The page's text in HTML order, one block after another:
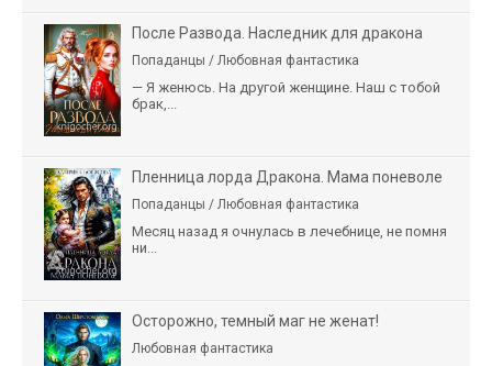
После Развода. Наследник для дракона
Попаданцы / Любовная фантастика
— Я женюсь. На другой женщине. Наш с тобой
брак,...
Пленница лорда Дракона. Мама поневоле
Попаданцы / Любовная фантастика
Месяц назад я очнулась в лечебнице, не помня
ни...
Осторожно, темный маг не женат!
Любовная фантастика